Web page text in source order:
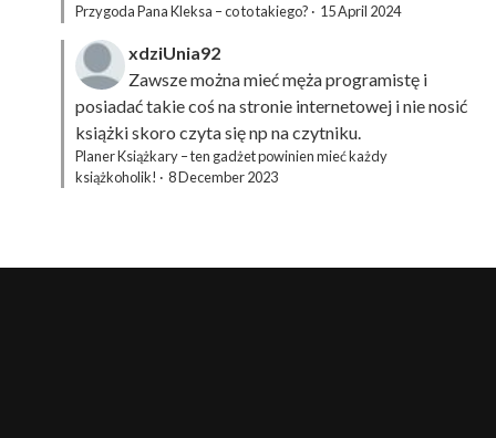
Przygoda Pana Kleksa – co to takiego? · 15 April 2024
xdziUnia92
Zawsze można mieć męża programistę i
posiadać takie coś na stronie internetowej i nie nosić
książki skoro czyta się np na czytniku.
Planer Książkary – ten gadżet powinien mieć każdy
książkoholik! · 8 December 2023